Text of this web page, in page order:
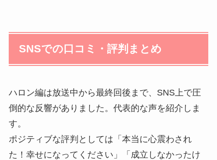
SNSでの口コミ・評判まとめ
ハロン編は放送中から最終回後まで、SNS上で圧
倒的な反響がありました。代表的な声を紹介しま
す。
ポジティブな評判としては「本当に心震わされ
た！幸せになってください」「成立しなかったけ